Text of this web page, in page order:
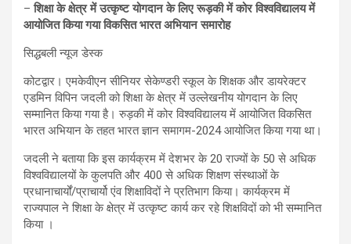
–शिक्षा के क्षेत्र में उत्कृष्ट योगदान के लिए रूड़की में कोर विश्वविद्यालय में
आयोजित किया गया विकसित भारत अभियान समारोह
सिद्धबली न्यूज डेस्क
कोटद्वार। एमकेवीएन सीनियर सेकेण्डरी स्कूल के शिक्षक और डायरेक्टर
एडमिन विपिन जदली को शिक्षा के क्षेत्र में उल्लेखनीय योगदान के लिए
सम्मानित किया गया है। रुड़की में कोर विश्वविद्यालय में आयोजित विकसित
भारत अभियान के तहत भारत ज्ञान समागम-2024 आयोजित किया गया था।
जदली ने बताया कि इस कार्यक्रम में देशभर के 20 राज्यों के 50 से अधिक
विश्वविद्यालयों के कुलपति और 400 से अधिक शिक्षण संस्थाओं के
प्रधानाचार्यों/प्राचार्यो एंव शिक्षाविदों ने प्रतिभाग किया। कार्यक्रम में
राज्यपाल ने शिक्षा के क्षेत्र में उत्कृष्ट कार्य कर रहे शिक्षविदों को भी सम्मानित
किया ।